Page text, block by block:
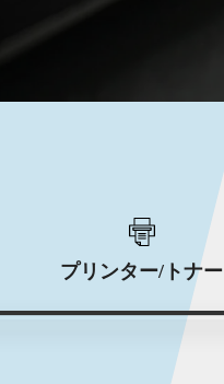
プリンター/トナー